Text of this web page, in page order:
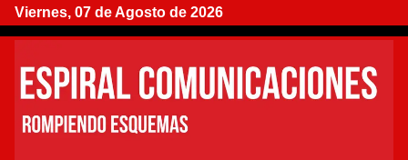
Viernes, 07 de Agosto de 2026